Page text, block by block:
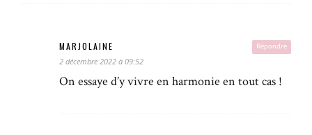
Répondre
MARJOLAINE
2 décembre 2022 à 09:52
On essaye d’y vivre en harmonie en tout cas !